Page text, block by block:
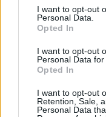
I want to opt-out
Personal Data.
Opted In
I want to opt-out
Personal Data for
Opted In
I want to opt-out
Retention, Sale,
Personal Data